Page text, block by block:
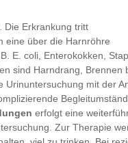
Die Erkrankung tritt
eine über die Harnröhre
E. coli, Enterokokken,
sind Harndrang, Brennen
mit der
erfolgt eine
Zur Therapie